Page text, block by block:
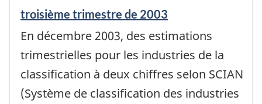
Période
référence
de
-
troisième trimestre de 2003
En décembre 2003, des estimations
trimestrielles pour les industries de la
classification à deux chiffres selon SCIAN
(Système de classification des industries